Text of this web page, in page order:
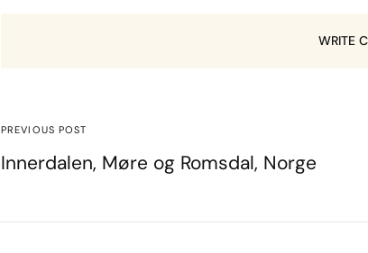
WRITE
PREVIOUS POST
Innerdalen, Møre og Romsdal, Norge